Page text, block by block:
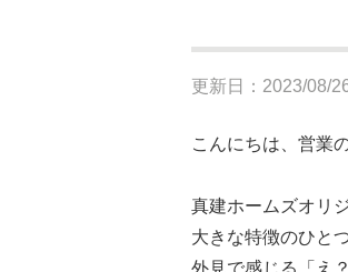
更新日：2023/08/
こんにちは、営業
真建ホームズオリ
大きな特徴のひと
外見で感じる「え